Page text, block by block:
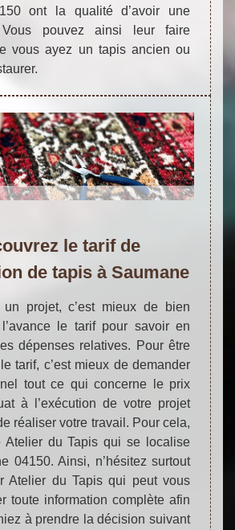
ont la qualité d’avoir une
pouvez ainsi leur faire
vous ayez un tapis ancien ou
le tarif de
de tapis à Saumane
un projet, c’est mieux de bien
le tarif pour savoir en
dépenses relatives. Pour être
tarif, c’est mieux de demander
tout ce qui concerne le prix
à l’exécution de votre projet
réaliser votre travail. Pour cela,
Atelier du Tapis qui se localise
04150. Ainsi, n’hésitez surtout
Atelier du Tapis qui peut vous
toute information complète afin
à prendre la décision suivant